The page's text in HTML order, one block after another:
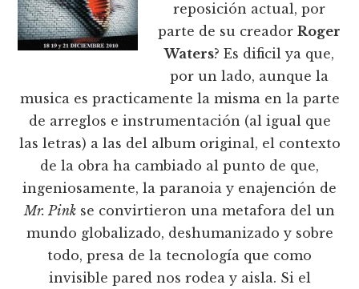
reposición actual, por
parte de su creador Roger
Waters? Es dificil ya que,
por un lado, aunque la
musica es practicamente la misma en la parte
de arreglos e instrumentación (al igual que
las letras) a las del album original, el contexto
de la obra ha cambiado al punto de que,
ingeniosamente, la paranoia y enajención de
Mr. Pink se convirtieron una metafora del un
mundo globalizado, deshumanizado y sobre
todo, presa de la tecnología que como
invisible pared nos rodea y aisla. Si el